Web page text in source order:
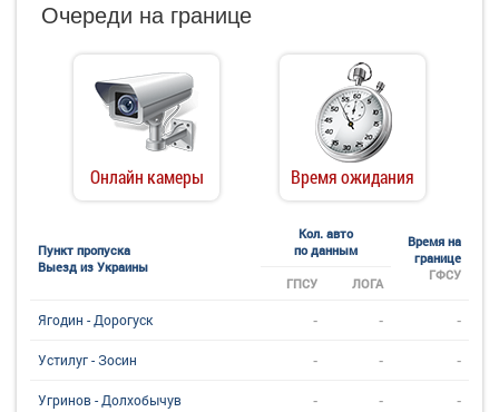
Очереди на границе
Онлайн камеры Время ожидания
Пункт пропуска
Выезд из Украины
Кол. авто
по данным
Время на
границе
ГФСУ
ГПСУ ЛОГА
Ягодин - Дорогуск - - -
Устилуг - Зосин - - -
Угринов - Долхобычув - - -